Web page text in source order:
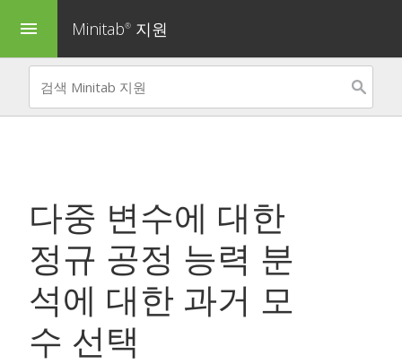
menu Minitab® 지원
다중 변수에 대한
정규 공정 능력 분
석에 대한 과거 모
수 선택